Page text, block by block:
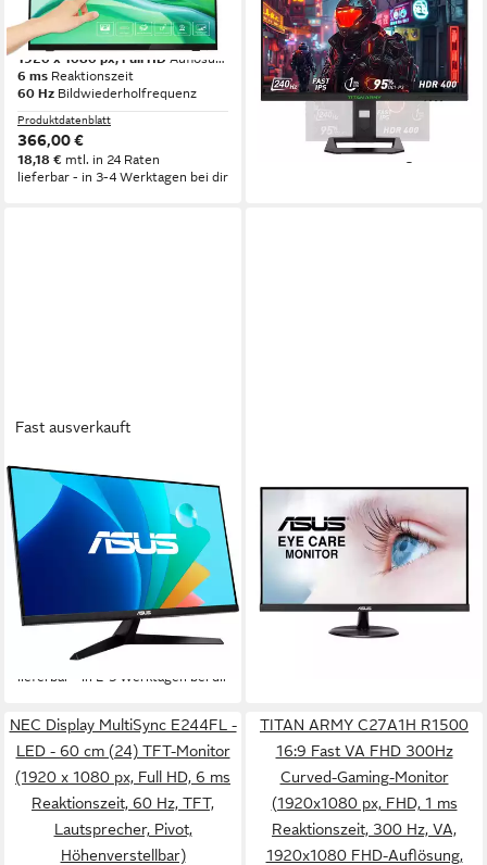
TFT-Monitor
1920 x 1080 px, Full HD Auflösung
6 ms Reaktionszeit
60 Hz Bildwiederholfrequenz
Produktdatenblatt
366,00 €
18,18 € mtl. in 24 Raten
lieferbar - in 3-4 Werktagen bei dir
2560x1440 px, QHD Auflösung
1 ms Reaktionszeit
240 Hz Bildwiederholfrequenz
Produktdatenblatt
179,99 € UVP499,00 €
mtl. in 12 Raten
lieferbar - in 3-4 Werktagen bei dir
Fast ausverkauft
ASUS
ASUS EyeCare VY279HGR,
Gaming-Monitor, (FullHD, TFT-
Monitor
1 ms
120 Hz
Bildwiederholfrequenz
Produktdatenblatt
ab 106,76 €
mtl. in 12 Raten
lieferbar - in 2-3 Werktagen bei dir
VP279HE LED-Monitor
68,47 cm/ 27 Zoll Diagonale
1920 x 1080 px, Full HD Auflösung
5 ms Reaktionszeit
Produktdatenblatt
150,99 €
mtl. in 12 Raten
lieferbar - in 2-3 Werktagen bei dir
NEC Display MultiSync E244FL -
LED - 60 cm (24) TFT-Monitor
(1920 x 1080 px, Full HD, 6 ms
Reaktionszeit, 60 Hz, TFT,
Lautsprecher, Pivot,
Höhenverstellbar)
TITAN ARMY C27A1H R1500
16:9 Fast VA FHD 300Hz
Curved-Gaming-Monitor
(1920x1080 px, FHD, 1 ms
Reaktionszeit, 300 Hz, VA,
1920x1080 FHD-Auflösung,